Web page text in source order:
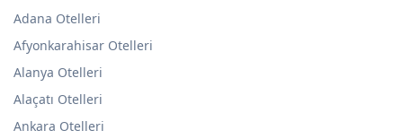
Adana Otelleri
Afyonkarahisar Otelleri
Alanya Otelleri
Alaçatı Otelleri
Ankara Otelleri